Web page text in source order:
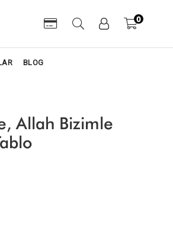
0
BLOG
Allah Bizimle